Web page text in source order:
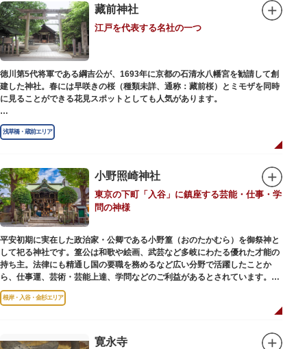
が氏子町内を渡御し、夜の宮入道中では、提灯に照らされた神輿が荘厳かつ
幻想的な光景をつくりだします。例年、数十万人の人出があり、多くの観客
で賑わう蔵前の初夏の風物詩になっています。
社務所では、社紋の七曜紋と月星紋がデザインされた御朱印帳の販売や、鳥
越祭の開催期間中は限定御朱印も頒布されます。
藏前神社
江戸を代表する名社の一つ
徳川第5代将軍である綱吉公が、1693年に京都の石清水八幡宮を勧請して創
建した神社。春には早咲きの桜（種類未詳、通称：藏前桜）とミモザを同時
に見ることができる花見スポットとしても人気があります。
江戸時代には勧進大相撲の開催地としても知られ、3大強豪力士の谷風、小
野川、雷電などの名力士による幾多の名勝負が繰り広げられ大いに賑わいを
見せました。また、御神輿は昭和の名工・志布景彩（しふけいさい）による
創建当初の社号は「石清水八幡宮」でしたが、1951年に「藏前神社」へと改
称しました。江戸城鬼門除の守護神ならびに徳川将軍家祈願所の一社として
尊崇され、社地は200石の朱印地を賜り、江戸を代表する名社のひとつに数
えられています。赤穂義士討ち入りの成功祈願や、落語の演目にある「元
犬」ゆかりの神社としても知られるパワースポットです。
浅草橋・蔵前エリア
小野照崎神社
東京の下町「入谷」に鎮座する芸能・仕事・学
問の神様
平安初期に実在した政治家・公卿である小野篁（おのたかむら）を御祭神と
して祀る神社です。篁公は和歌や絵画、武芸など多岐にわたる優れた才能の
持ち主。法律にも精通し国の要職を務めるなど広い分野で活躍したことか
ら、仕事運、芸術・芸能上達、学問などのご利益があるとされています。
境内には、国の重要有形民俗文化財であるミニチュアの富士山「富士塚」
や、日本三大に数えられる「庚申塚」、昭和を代表する囲碁棋士・藤沢秀行
印は、うっとりするほど美しいデザインで人気を博しています。
根岸・入谷・金杉エリア
寛永寺